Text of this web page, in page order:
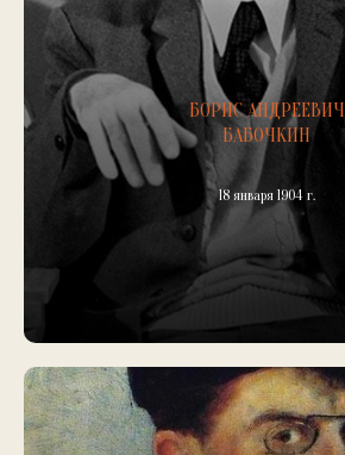
БОРИС АНДРЕЕВИЧ
БАБОЧКИН
18 января 1904 г.